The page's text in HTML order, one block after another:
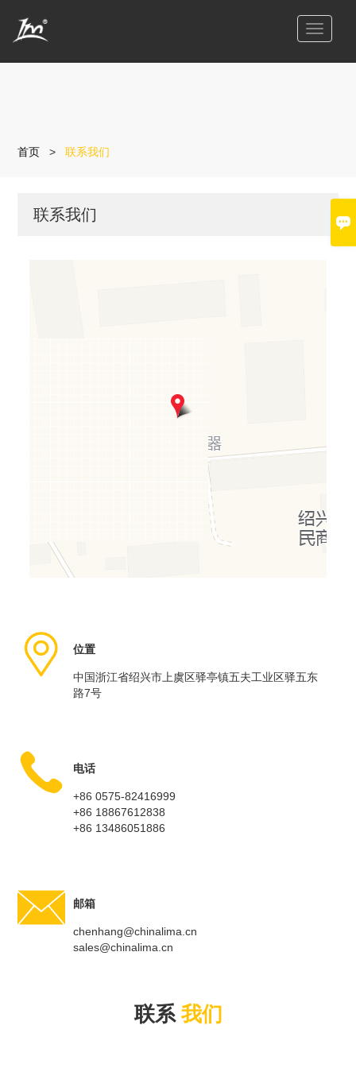
切
换
导
首页 > 联系我们
联系我们
位置
中国浙江省绍兴市上虞区驿亭镇五夫工业区驿五东
路7号
电话
+86 0575-82416999
+86 18867612838
+86 13486051886
邮箱
chenhang@chinalima.cn
sales@chinalima.cn
联系 我们
